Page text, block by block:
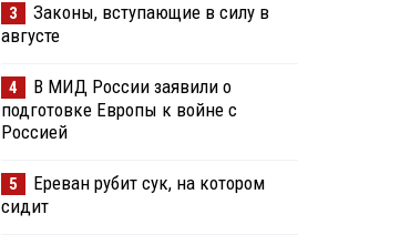
3
Законы, вступающие в силу в
августе
4
В МИД России заявили о
подготовке Европы к войне с
Россией
5
Ереван рубит сук, на котором
сидит